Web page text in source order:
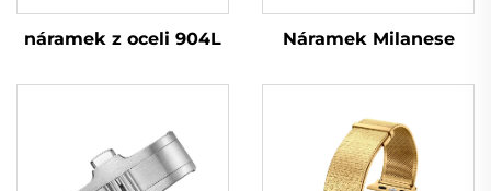
náramek z oceli 904L Náramek Milanese